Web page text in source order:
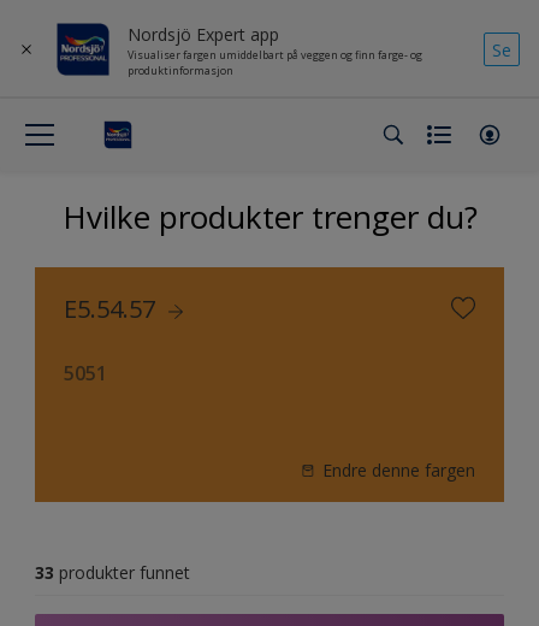
Nordsjö Expert app
Visualiser fargen umiddelbart på veggen og finn farge- og
produktinformasjon
Se
Hvilke produkter trenger du?
E5.54.57
5051
Endre denne fargen
33 produkter funnet